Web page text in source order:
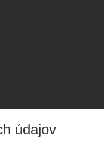
údajov